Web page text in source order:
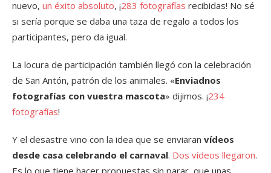
nuevo, un éxito absoluto, ¡283 fotografías recibidas! No sé
si sería porque se daba una taza de regalo a todos los
participantes, pero da igual.
La locura de participación también llegó con la celebración
de San Antón, patrón de los animales. «Enviadnos
fotografías con vuestra mascota» dijimos. ¡234
fotografías!
Y el desastre vino con la idea que se enviaran vídeos
desde casa celebrando el carnaval. Dos vídeos llegaron.
Es lo que tiene hacer propuestas sin parar, que unas